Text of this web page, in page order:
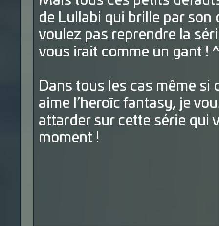
de Lullabi qui brille par son
voulez pas reprendre la
vous irait comme un gant !
Dans tous les cas même si
aime l’heroïc fantasy, je
attarder sur cette série qui
moment !